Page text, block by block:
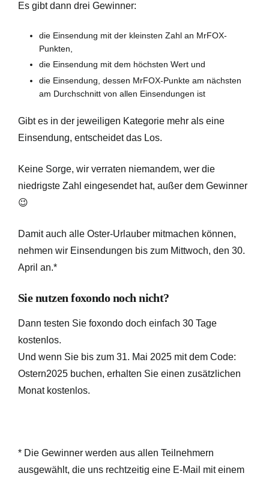
Es gibt dann drei Gewinner:
die Einsendung mit der kleinsten Zahl an MrFOX-
Punkten,
die Einsendung mit dem höchsten Wert und
die Einsendung, dessen MrFOX-Punkte am nächsten
am Durchschnitt von allen Einsendungen ist
Gibt es in der jeweiligen Kategorie mehr als eine
Einsendung, entscheidet das Los.
Keine Sorge, wir verraten niemandem, wer die
niedrigste Zahl eingesendet hat, außer dem Gewinner
😉
Damit auch alle Oster-Urlauber mitmachen können,
nehmen wir Einsendungen bis zum Mittwoch, den 30.
April an.*
Sie nutzen foxondo noch nicht?
Dann testen Sie foxondo doch einfach 30 Tage
kostenlos.
Und wenn Sie bis zum 31. Mai 2025 mit dem Code:
Ostern2025 buchen, erhalten Sie einen zusätzlichen
Monat kostenlos.
* Die Gewinner werden aus allen Teilnehmern
ausgewählt, die uns rechtzeitig eine E-Mail mit einem